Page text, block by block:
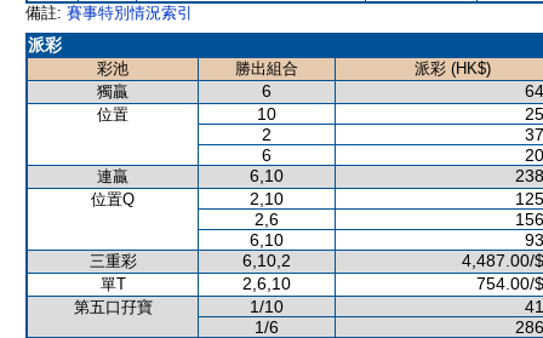
備註: 賽事特別情況索引
派彩
彩池 勝出組合
派彩 (HK$)
獨贏
6
位置 10
2
6
連贏 6,10
位置Q 2,10
2,6
6,10
三重彩 6,10,2 4,487.00/
單T 2,6,10 754.00/
第五口孖寶 1/10
1/6